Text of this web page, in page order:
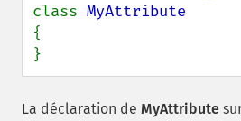
class
{
}
La déclaration de MyAttribute